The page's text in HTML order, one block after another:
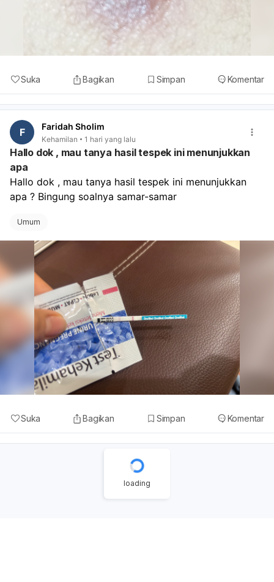
Suka Bagikan Simpan Komentar
F Faridah Sholim
Kehamilan 1 hari yang lalu
Hallo dok , mau tanya hasil tespek ini menunjukkan
apa
Hallo dok , mau tanya hasil tespek ini menunjukkan
apa ? Bingung soalnya samar-samar
Umum
Suka Bagikan Simpan Komentar
loading